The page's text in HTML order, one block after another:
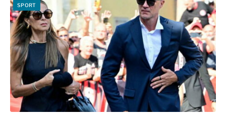
SPORT